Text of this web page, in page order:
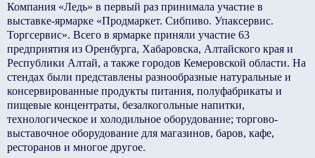
Компания «Ледь» в первый раз принимала участие в
выставке-ярмарке «Продмаркет. Сибпиво. Упаксервис.
Торгсервис». Всего в ярмарке приняли участие 63
предприятия из Оренбурга, Хабаровска, Алтайского края и
Республики Алтай, а также городов Кемеровской области. На
стендах были представлены разнообразные натуральные и
консервированные продукты питания, полуфабрикаты и
пищевые концентраты, безалкогольные напитки,
технологическое и холодильное оборудование; торгово-
выставочное оборудование для магазинов, баров, кафе,
ресторанов и многое другое.